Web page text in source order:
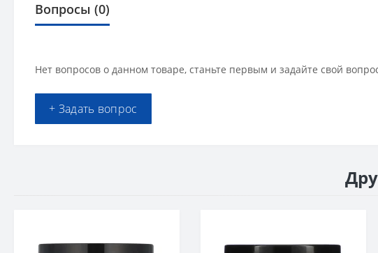
Вопросы (0)
Нет вопросов о данном товаре, станьте первым и задайте свой
+ Задать вопрос